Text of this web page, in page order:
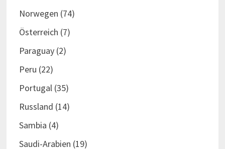
Norwegen (74)
Österreich (7)
Paraguay(2)
Peru (22)
Portugal(35)
Russland (14)
Sambia (4)
Saudi-Arabien (19)